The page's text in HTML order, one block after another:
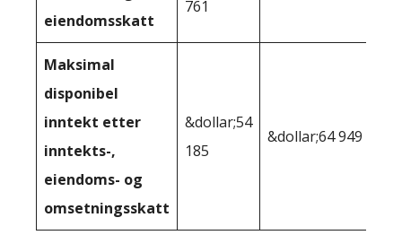
eiendomsskatt
761
Maksimal
disponibel
inntekt etter
inntekts-,
eiendoms- og
omsetningsskatt
&dollar;54
185
&dollar;64 949